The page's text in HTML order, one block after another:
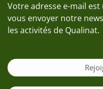
Votre adresse e-mail
vous envoyer notre
les activités de Qualinat.